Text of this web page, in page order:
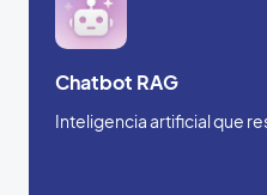
Chatbot RAG
Inteligencia artificial que